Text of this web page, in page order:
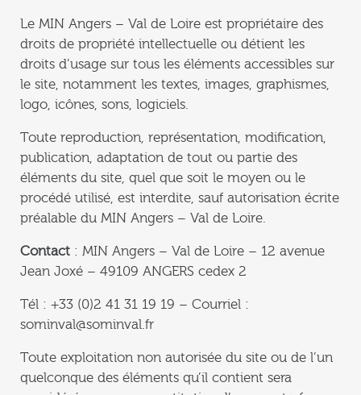
Le MIN Angers – Val de Loire est propriétaire des
droits de propriété intellectuelle ou détient les
droits d’usage sur tous les éléments accessibles sur
le site, notamment les textes, images, graphismes,
logo, icônes, sons, logiciels.
Toute reproduction, représentation, modification,
publication, adaptation de tout ou partie des
éléments du site, quel que soit le moyen ou le
procédé utilisé, est interdite, sauf autorisation écrite
préalable du MIN Angers – Val de Loire.
Contact : MIN Angers – Val de Loire – 12 avenue
Jean Joxé – 49109 ANGERS cedex 2
Tél : +33 (0)2 41 31 19 19 – Courriel :
sominval@sominval.fr
Toute exploitation non autorisée du site ou de l’un
quelconque des éléments qu’il contient sera